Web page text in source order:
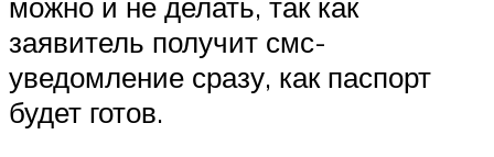
можно и не делать, так как
заявитель получит смс-
уведомление сразу, как паспорт
будет готов.